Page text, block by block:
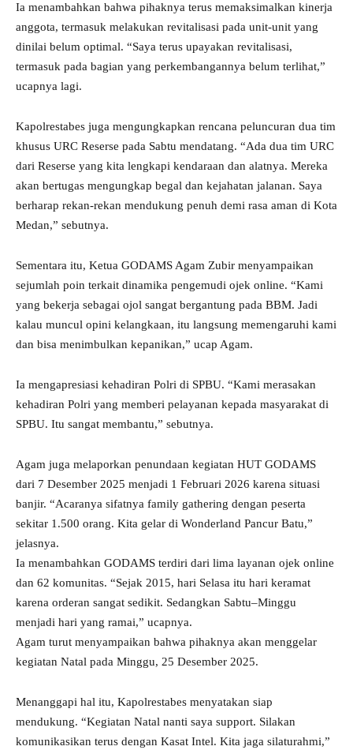
Ia menambahkan bahwa pihaknya terus memaksimalkan kinerja
anggota, termasuk melakukan revitalisasi pada unit-unit yang
dinilai belum optimal. “Saya terus upayakan revitalisasi,
termasuk pada bagian yang perkembangannya belum terlihat,”
ucapnya lagi.
Kapolrestabes juga mengungkapkan rencana peluncuran dua tim
khusus URC Reserse pada Sabtu mendatang. “Ada dua tim URC
dari Reserse yang kita lengkapi kendaraan dan alatnya. Mereka
akan bertugas mengungkap begal dan kejahatan jalanan. Saya
berharap rekan-rekan mendukung penuh demi rasa aman di Kota
Medan,” sebutnya.
Sementara itu, Ketua GODAMS Agam Zubir menyampaikan
sejumlah poin terkait dinamika pengemudi ojek online. “Kami
yang bekerja sebagai ojol sangat bergantung pada BBM. Jadi
kalau muncul opini kelangkaan, itu langsung memengaruhi kami
dan bisa menimbulkan kepanikan,” ucap Agam.
Ia mengapresiasi kehadiran Polri di SPBU. “Kami merasakan
kehadiran Polri yang memberi pelayanan kepada masyarakat di
SPBU. Itu sangat membantu,” sebutnya.
Agam juga melaporkan penundaan kegiatan HUT GODAMS
dari 7 Desember 2025 menjadi 1 Februari 2026 karena situasi
banjir. “Acaranya sifatnya family gathering dengan peserta
sekitar 1.500 orang. Kita gelar di Wonderland Pancur Batu,”
jelasnya.
Ia menambahkan GODAMS terdiri dari lima layanan ojek online
dan 62 komunitas. “Sejak 2015, hari Selasa itu hari keramat
karena orderan sangat sedikit. Sedangkan Sabtu–Minggu
menjadi hari yang ramai,” ucapnya.
Agam turut menyampaikan bahwa pihaknya akan menggelar
kegiatan Natal pada Minggu, 25 Desember 2025.
Menanggapi hal itu, Kapolrestabes menyatakan siap
mendukung. “Kegiatan Natal nanti saya support. Silakan
komunikasikan terus dengan Kasat Intel. Kita jaga silaturahmi,”